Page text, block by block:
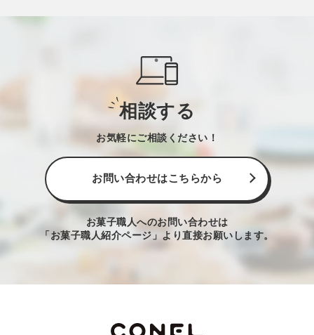
相談する
お気軽にご相談ください！
お問い合わせはこちらから
お菓子職人へのお問い合わせは
「お菓子職人紹介ページ」より直接お願いします。